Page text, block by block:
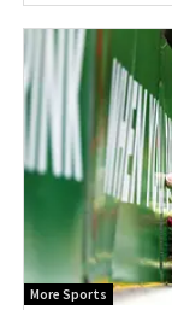
More Sports